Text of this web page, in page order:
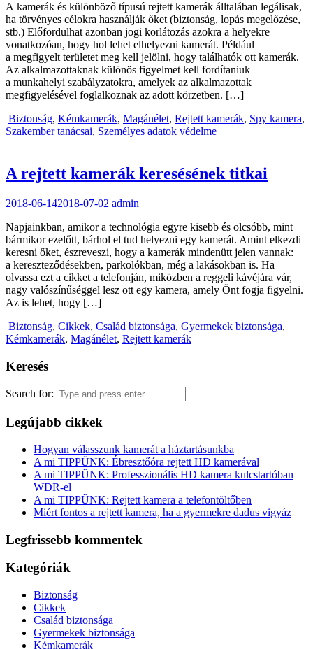
A kamerák és különböző típusú rejtett kamerák álltalában legálisak,
ha törvényes célokra használják őket (biztonság, lopás megelőzése,
stb.) Előfordulhat azonban jogi korlátozás azokra a helyekre
vonatkozóan, hogy hol lehet elhelyezni kamerát. Például
a megfigyelt területet meg kell jelölni, hogy találhatók ott kamerák.
Az alkalmazottaknak különös figyelmet kell fordítaniuk
a munkahelyi szabályzatokra, amelyek az alkalmazottak
megfigyelésével foglalkoznak az adott körzetben. […]
Biztonság, Kémkamerák, Magánélet, Rejtett kamerák, Spy kamera,
Szakember tanácsai, Személyes adatok védelme
A rejtett kamerák keresésének titkai
2018-06-142018-07-02 admin
Napjainkban, amikor a technológia egyre kisebb és olcsóbb, mint
bármikor ezelőtt, bárhol el tud helyezni egy kamerát. Amint elkezdi
keresni őket, észreveszi, hogy a kamerák mindenütt jelen vannak:
a kereszteződésekben, parkolókban, még a lakásokban is. Ha
olvassa ezt a cikket a telefonján, miközben a reggeli kávéjára vár,
nagy valószínűséggel lesz ott egy kamera, amely Önt fogja figyelni.
Az is lehet, hogy […]
Biztonság, Cikkek, Család biztonsága, Gyermekek biztonsága,
Kémkamerák, Magánélet, Rejtett kamerák
Keresés
Search for:
Legújabb cikkek
Hogyan válasszunk kamerát a háztartásunkba
A mi TIPPÜNK: Ébresztőóra rejtett HD kamerával
A mi TIPPÜNK: Professzionális HD kamera kulcstartóban
WDR-el
A mi TIPPÜNK: Rejtett kamera a telefontöltőben
Miért fontos a rejtett kamera, ha a gyermekre dadus vigyáz
Legfrissebb kommentek
Kategóriák
Biztonság
Cikkek
Család biztonsága
Gyermekek biztonsága
Kémkamerák